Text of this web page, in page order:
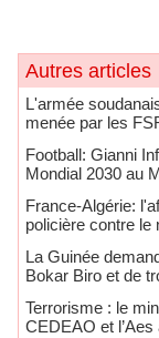
Autres articles
L'armée
menée par les
Football: Gianni
Mondial 2030 au
France-Algérie:
policière contre le
La Guinée
Bokar Biro et de
Terrorisme : le
CEDEAO et l’Aes